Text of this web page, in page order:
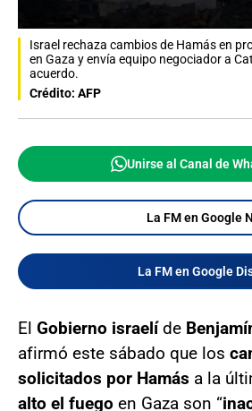
Israel rechaza cambios de Hamás en
en Gaza y envía equipo negociador a
acuerdo.
Crédito: AFP
Unirse al Canal de
La FM en Google
La FM en Google
El Gobierno israelíde
afirmó este sábado que los
solicitados por Hamás a la
alto el fuego en Gaza son “